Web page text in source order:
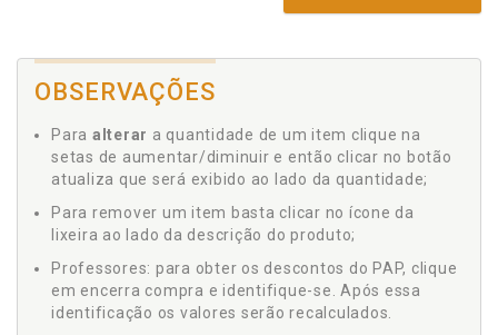
OBSERVAÇÕES
Para alterar a quantidade de um item clique na
setas de aumentar/diminuir e então clicar no botão
atualiza que será exibido ao lado da quantidade;
Para remover um item basta clicar no ícone da
lixeira ao lado da descrição do produto;
Professores: para obter os descontos do PAP, clique
em encerra compra e identifique-se. Após essa
identificação os valores serão recalculados.